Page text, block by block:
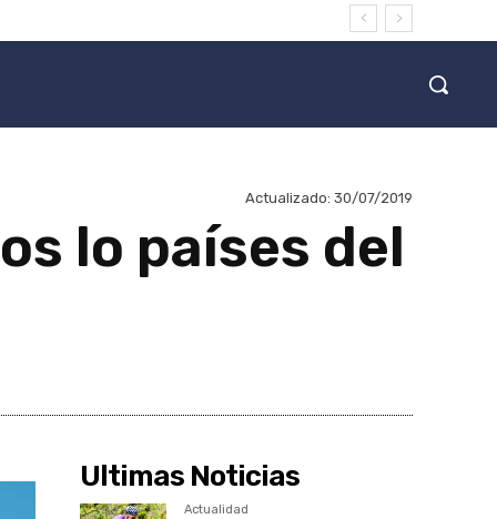
Actualizado: 30/07/2019
lo países del
Ultimas Noticias
Actualidad